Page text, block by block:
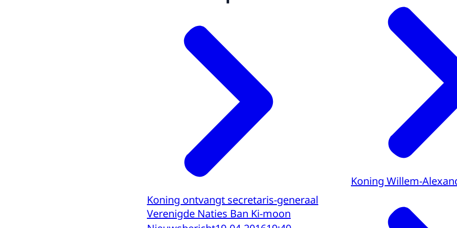
Koning ontvangt secretaris-generaal
Verenigde Naties Ban Ki-moon
Koning Willem-